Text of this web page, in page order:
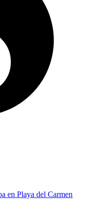
en Playa del Carmen